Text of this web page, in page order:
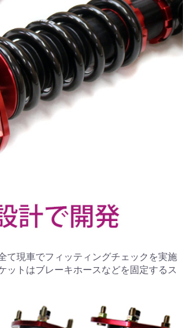
て現車でフィッティングチェックを実施
ットはブレーキホースなどを固定するス